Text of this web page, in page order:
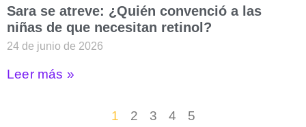
Sara se atreve: ¿Quién convenció a las
niñas de que necesitan retinol?
24 de junio de 2026
Leer más »
1 2 3 4 5